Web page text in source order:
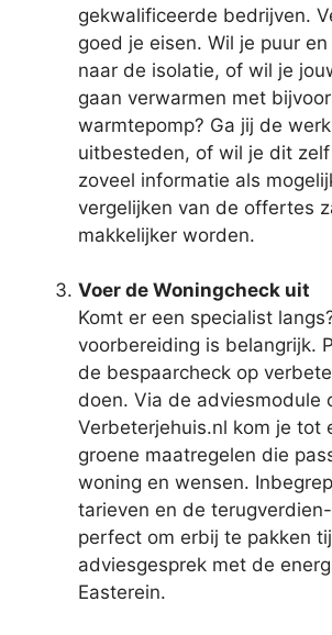
gekwalificeerde bedrijven.
goed je eisen. Wil je puur
naar de isolatie, of wil je
gaan verwarmen met
warmtepomp? Ga jij de
uitbesteden, of wil je dit
zoveel informatie als
vergelijken van de offertes
makkelijker worden.
Voer de Woningcheck uit
Komt er een specialist
voorbereiding is belangrijk.
de bespaarcheck op
doen. Via de adviesmodule
Verbeterjehuis.nl kom je tot
groene maatregelen die
woning en wensen.
tarieven en de
perfect om erbij te pakken
adviesgesprek met de
Easterein.